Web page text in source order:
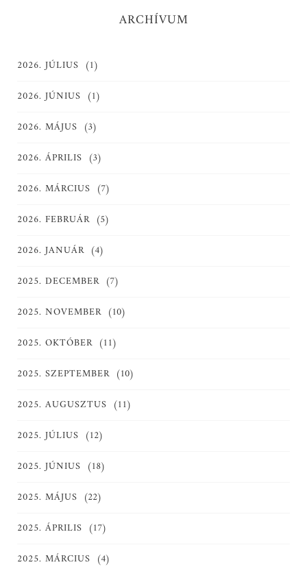
ARCHÍVUM
2026. JÚLIUS (1)
2026. JÚNIUS (1)
2026. MÁJUS (3)
2026. ÁPRILIS (3)
2026. MÁRCIUS (7)
2026. FEBRUÁR (5)
2026. JANUÁR (4)
2025. DECEMBER (7)
2025. NOVEMBER (10)
2025. OKTÓBER (11)
2025. SZEPTEMBER (10)
2025. AUGUSZTUS (11)
2025. JÚLIUS (12)
2025. JÚNIUS (18)
2025. MÁJUS (22)
2025. ÁPRILIS (17)
2025. MÁRCIUS (4)